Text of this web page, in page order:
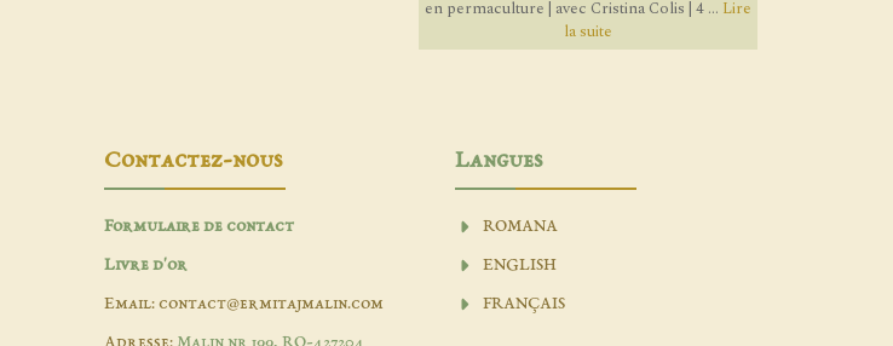
en permaculture | avec Cristina Colis | 4 ... Lire
la suite
Contactez-nous
Formulaire de contact
Livre d'or
Email: contact@ermitajmalin.com
Adresse: Malin nr 199, RO-427204
Langues
ROMANA
ENGLISH
FRANÇAIS